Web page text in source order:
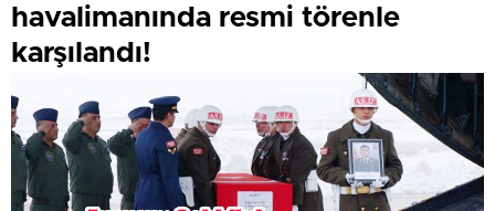
havalimanında resmi törenle
karşılandı!